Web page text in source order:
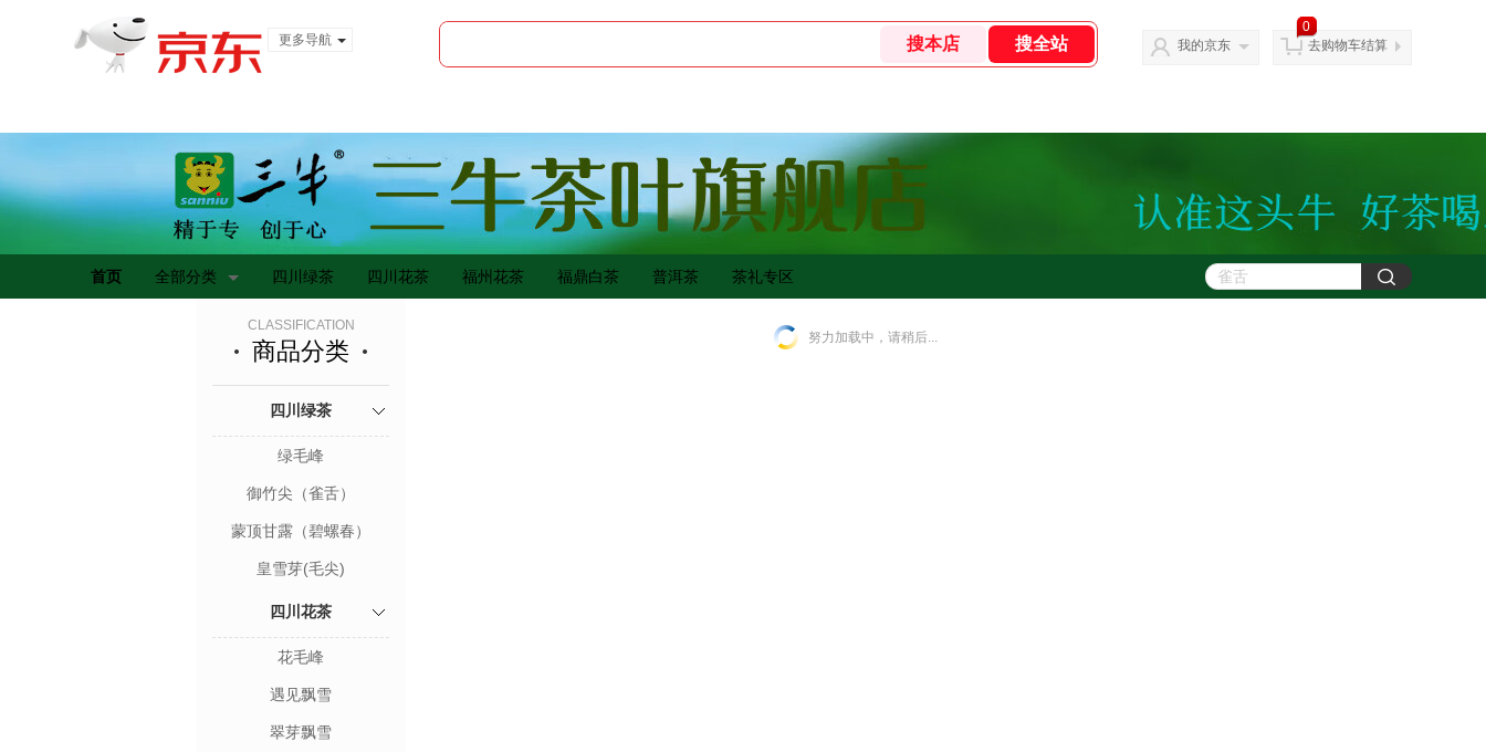
更多导航
我的京东
0
去购物车结算
首页 全部分类 四川绿茶 四川花茶 福州花茶 福鼎白茶 普洱茶 茶礼专区
CLASSIFICATION
商品分类
四川绿茶
绿毛峰
御竹尖（雀舌）
蒙顶甘露（碧螺春）
皇雪芽(毛尖)
四川花茶
花毛峰
遇见飘雪
翠芽飘雪
努力加载中，请稍后...